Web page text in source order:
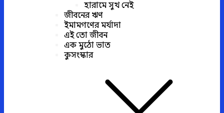
হারামে সুখ নেই
জীবনের ঋণ
ইমামগণের মর্যাদা
এই তো জীবন
এক মুঠো ভাত
কুসংস্কার